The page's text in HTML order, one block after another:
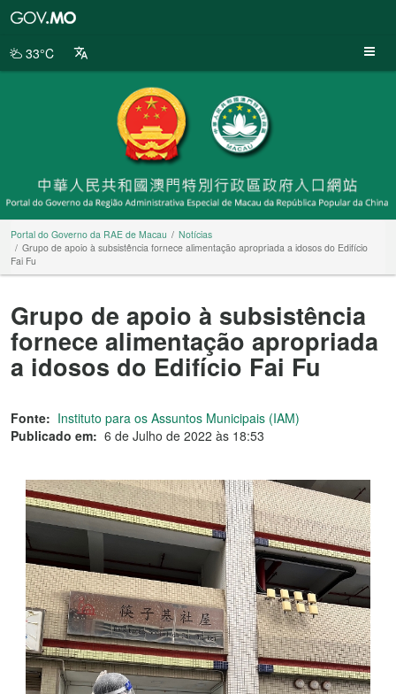
da
33°C
Portal do Governo da RAE de Macau
Notícias
Grupo de apoio à subsistência fornece alimentação apropriada a idosos do Edifício
Fai Fu
Grupo de apoio à subsistência
fornece alimentação apropriada
a idosos do Edifício Fai Fu
Fonte: Instituto para os Assuntos Municipais (IAM)
Publicado em: 6 de Julho de 2022 às 18:53